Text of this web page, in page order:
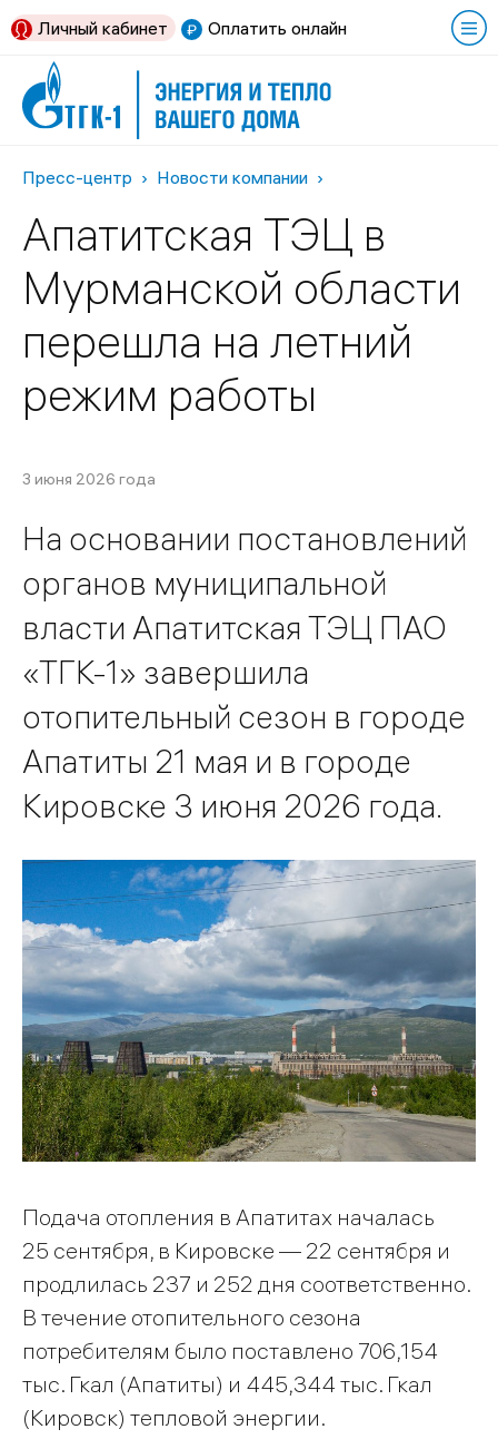
Оплатить онлайн
Личный кабинет
Пресс-центр Новости компании
Апатитская ТЭЦ в
Мурманской области
перешла на летний
режим работы
3 июня 2026 года
На основании постановлений
органов муниципальной
власти Апатитская ТЭЦ ПАО
«ТГК-1» завершила
отопительный сезон в городе
Апатиты 21 мая и в городе
Кировске 3 июня 2026 года.
Подача отопления в Апатитах началась
25 сентября, в Кировске — 22 сентября и
продлилась 237 и 252 дня соответственно.
В течение отопительного сезона
потребителям было поставлено 706,154
тыс. Гкал (Апатиты) и 445,344 тыс. Гкал
(Кировск) тепловой энергии.